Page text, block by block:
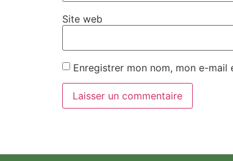
Site web
Enregistrer mon nom, mon e-